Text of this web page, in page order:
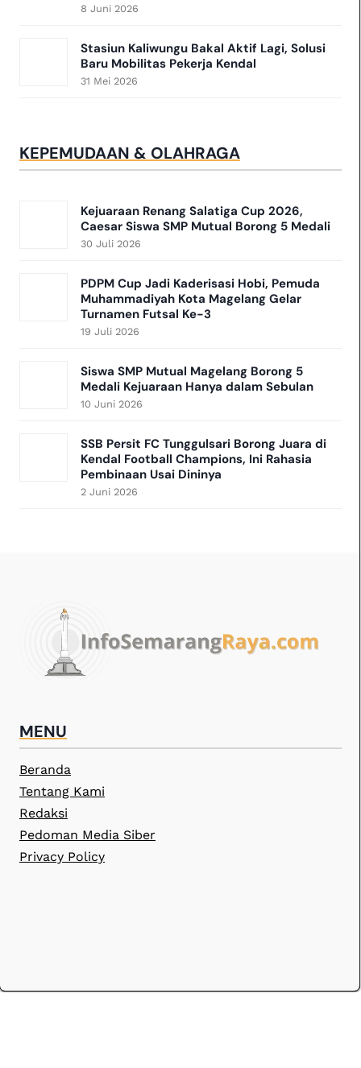
8 Juni 2026
Stasiun Kaliwungu Bakal Aktif Lagi, Solusi
Baru Mobilitas Pekerja Kendal
31 Mei 2026
KEPEMUDAAN & OLAHRAGA
Kejuaraan Renang Salatiga Cup 2026,
Caesar Siswa SMP Mutual Borong 5 Medali
30 Juli 2026
PDPM Cup Jadi Kaderisasi Hobi, Pemuda
Muhammadiyah Kota Magelang Gelar
Turnamen Futsal Ke-3
19 Juli 2026
Siswa SMP Mutual Magelang Borong 5
Medali Kejuaraan Hanya dalam Sebulan
10 Juni 2026
SSB Persit FC Tunggulsari Borong Juara di
Kendal Football Champions, Ini Rahasia
Pembinaan Usai Dininya
2 Juni 2026
MENU
Beranda
Tentang Kami
Redaksi
Pedoman Media Siber
Privacy Policy